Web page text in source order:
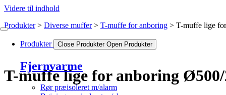
Videre til indhold
Produkter Close Produkter Open Produkter
Fjernvarme
Rør præisoleret m/alarm
Produkter Diverse muffer T-muffe for anboring T-muffe lige
T-muffe lige for anboring